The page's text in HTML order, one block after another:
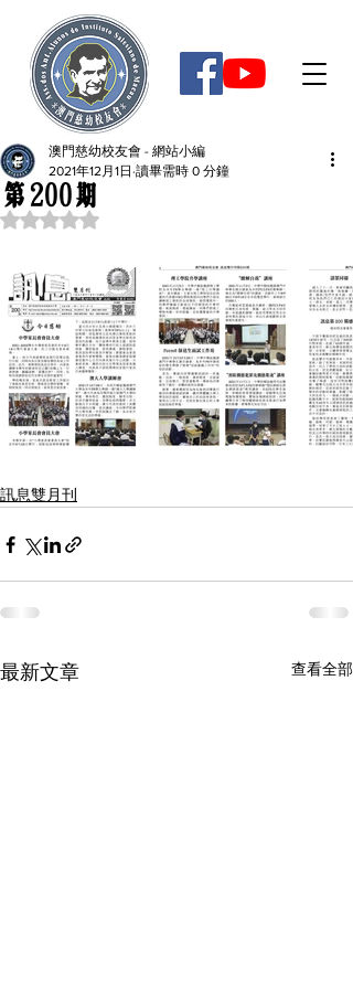
第200期
澳門慈幼校友會 - 網站小編
2021年12月1日 讀畢需時 0 分鐘
評等為 NaN（最高為 5 顆星）。
訊息雙月刊
最新文章 查看全部